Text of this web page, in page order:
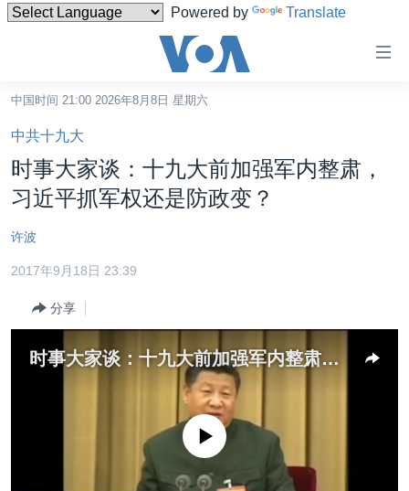
Powered by Translate
碍
链
接
跳
转
内
容
到
中国
最新国际新闻
印太
分类新闻
经济·金融·贸易
美中关系
中国时间 21:00 2026年8月8日 星期六
中共十九大
时事大家谈：十九大前加强军内整肃，
习近平抓军权还是防政变？
许波
2017年9月18日 23:39
分享
时事大家谈：十九大前加强军内整肃，习近平抓军权还是防政变？
没有媒体可用资源